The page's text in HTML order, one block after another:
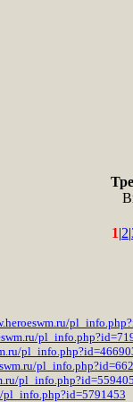
1|2|
pl_info.php?id=559405
pl_info.php?id=5791453